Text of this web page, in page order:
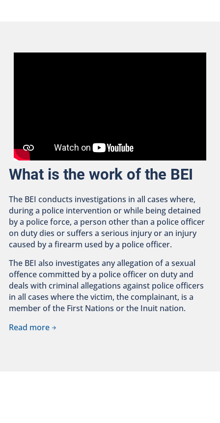
What is the work of the BEI
The BEI conducts investigations in all cases where,
during a police intervention or while being detained
by a police force, a person other than a police officer
on duty dies or suffers a serious injury or an injury
caused by a firearm used by a police officer.
The BEI also investigates any allegation of a sexual
offence committed by a police officer on duty and
deals with criminal allegations against police officers
in all cases where the victim, the complainant, is a
member of the First Nations or the Inuit nation.
Read more